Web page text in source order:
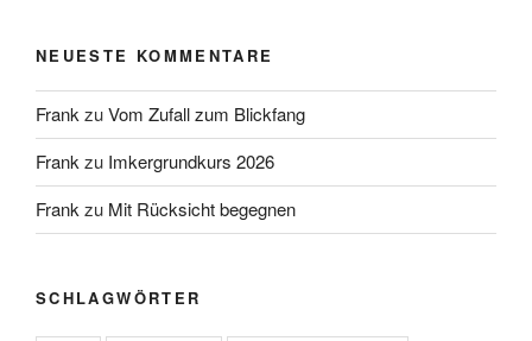
NEUESTE KOMMENTARE
FrankzuVom Zufall zum Blickfang
Frankzu Imkergrundkurs 2026
Frankzu Mit Rücksicht begegnen
SCHLAGWÖRTER